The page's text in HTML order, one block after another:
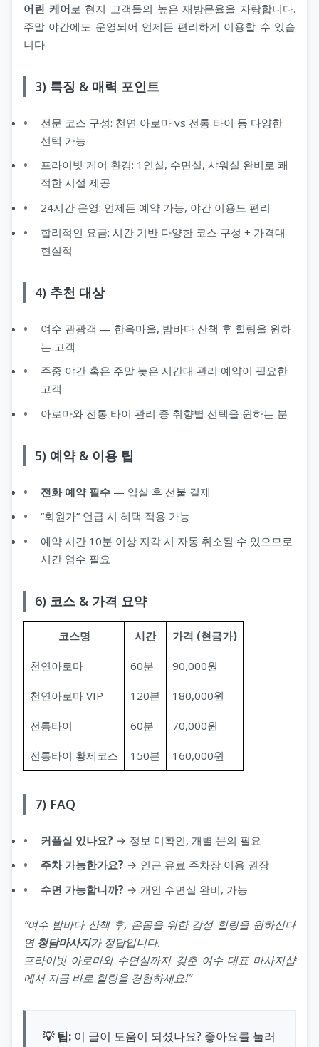
어린 케어로 현지 고객들의 높은 재방문율을 자랑합니다.
주말 야간에도 운영되어 언제든 편리하게 이용할 수 있습
니다.
3) 특징 & 매력 포인트
전문 코스 구성: 천연 아로마 vs 전통 타이 등 다양한
선택 가능
프라이빗 케어 환경: 1인실, 수면실, 샤워실 완비로 쾌
적한 시설 제공
24시간 운영: 언제든 예약 가능, 야간 이용도 편리
합리적인 요금: 시간 기반 다양한 코스 구성 + 가격대
현실적
4) 추천 대상
여수 관광객 — 한옥마을, 밤바다 산책 후 힐링을 원하
는 고객
주중 야간 혹은 주말 늦은 시간대 관리 예약이 필요한
고객
아로마와 전통 타이 관리 중 취향별 선택을 원하는 분
5) 예약 & 이용 팁
전화 예약 필수 — 입실 후 선불 결제
“회원가” 언급 시 혜택 적용 가능
예약 시간 10분 이상 지각 시 자동 취소될 수 있으므로
시간 엄수 필요
6) 코스 & 가격 요약
코스명 시간 가격 (현금가)
천연아로마 60분 90,000원
천연아로마 VIP 120분 180,000원
전통타이 60분 70,000원
전통타이 황제코스 150분 160,000원
7) FAQ
커플실 있나요? → 정보 미확인, 개별 문의 필요
주차 가능한가요? → 인근 유료 주차장 이용 권장
수면 가능합니까? → 개인 수면실 완비, 가능
“여수 밤바다 산책 후, 온몸을 위한 감성 힐링을 원하신다
면 청담마사지가 정답입니다.
프라이빗 아로마와 수면실까지 갖춘 여수 대표 마사지샵
에서 지금 바로 힐링을 경험하세요!”
💡 팁: 이 글이 도움이 되셨나요? 좋아요를 눌러